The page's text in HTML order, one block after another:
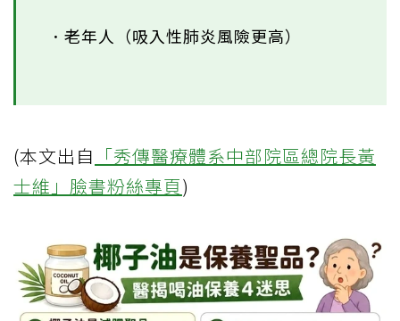
．老年人（吸入性肺炎風險更高）
(本文出自 「秀傳醫療體系中部院區總院長黃
士維」臉書粉絲專頁)